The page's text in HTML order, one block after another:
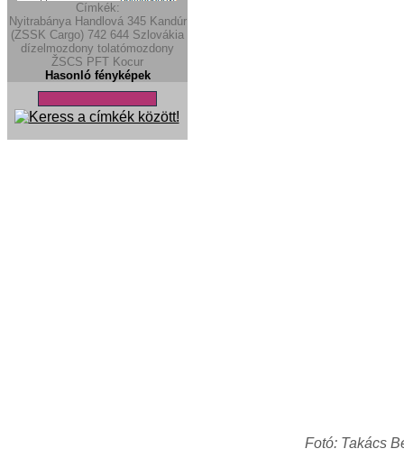
Címkék:
Nyitrabánya Handlová 345 Kandúr
(ZSSK Cargo) 742 644 Szlovákia
dízelmozdony tolatómozdony
ŽSCS PFT Kocur
Hasonló fényképek
Fotó: Takács